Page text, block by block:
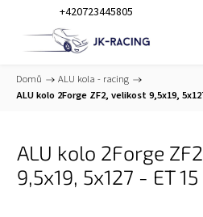
+420723445805
Domů / ALU kola - racing /
ALU kolo 2Forge ZF2, velikost 9,5x19,
ALU kolo 2Forge
9,5x19, 5x127 - ET